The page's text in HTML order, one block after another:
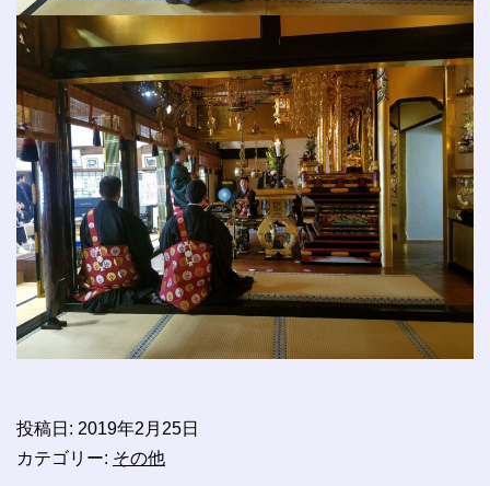
投稿日: 2019年2月25日
カテゴリー: その他